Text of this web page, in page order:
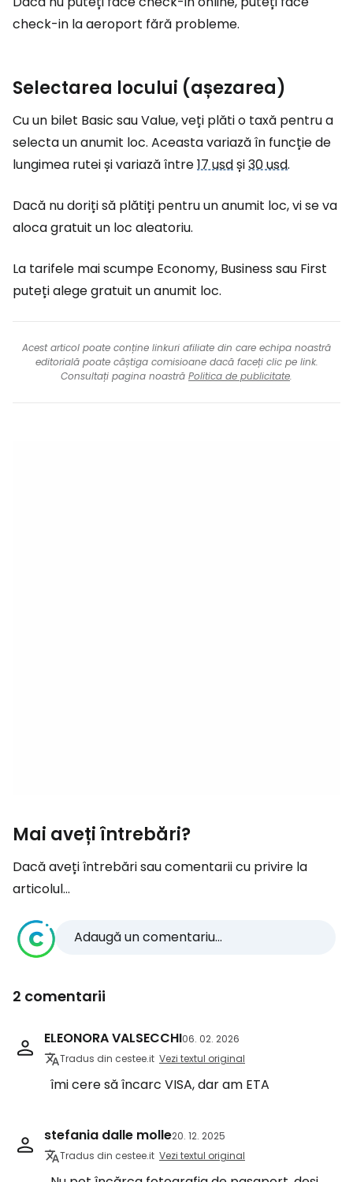
check-in la aeroport fără probleme.
Selectarea locului (așezarea)
Cu un bilet Basic sau Value, veți plăti o taxă pentru a
selecta un anumit loc. Aceasta variază în funcție de
lungimea rutei și variază între17 usdși30 usd.
Dacă nu doriți să plătiți pentru un anumit loc, vi se va
aloca gratuit un loc aleatoriu.
La tarifele mai scumpe Economy, Business sau First
puteți alege gratuit un anumit loc.
Acest articol poate conține linkuri afiliate din care echipa noastră
editorială poate câștiga comisioane dacă faceți clic pe link.
Consultați pagina noastră Politica de publicitate.
Mai aveți întrebări?
Dacă aveți întrebări sau comentarii cu privire la
articolul...
Adaugă un comentariu...
2 comentarii
ELEONORA VALSECCHI06. 02. 2026
Tradus din cestee.it Vezi textul original
îmi cere să încarc VISA, dar am ETA
stefania dalle molle20. 12. 2025
Tradus din cestee.it Vezi textul original